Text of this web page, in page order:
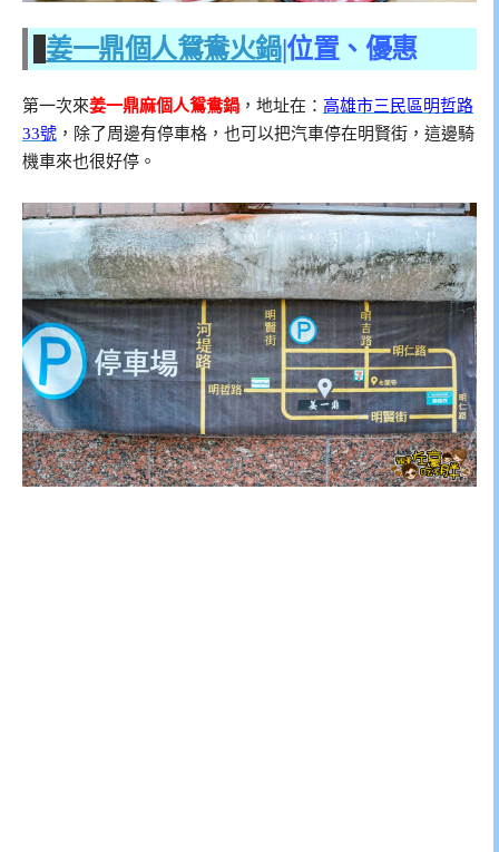
姜一鼎個人鴛鴦火鍋|位置、優惠
第一次來姜一鼎麻個人鴛鴦鍋 ，地址在： 高雄市三民區明哲路
33號 ，除了周邊有停車格，也可以把汽車停在明賢街，這邊騎
機車來也很好停。